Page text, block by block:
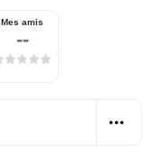
Mes amis
--